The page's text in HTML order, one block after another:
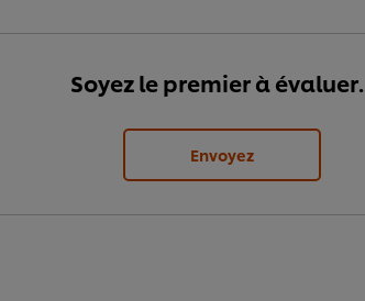
Soyez le premier à évaluer.
Envoyez